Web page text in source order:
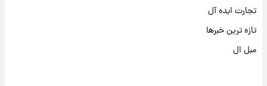
تجارت ایده آل
تازه ترین خبرها
مبل ال